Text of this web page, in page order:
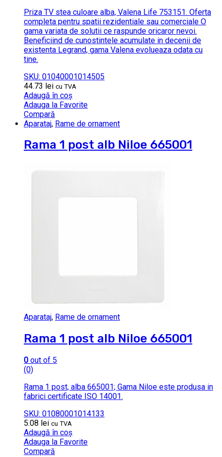
Priza TV stea culoare alba, Valena Life 753151. Oferta
completa pentru spatii rezidentiale sau comerciale O
gama variata de solutii ce raspunde oricaror nevoi.
Beneficiind de cunostintele acumulate in decenii de
existenta Legrand, gama Valena evolueaza odata cu
tine.
SKU: 01040001014505
44.73 lei cu TVA
Adaugă în coș
Adauga la Favorite
Compară
Aparataj, Rame de ornament
Rama 1 post alb Niloe 665001
Aparataj, Rame de ornament
Rama 1 post alb Niloe 665001
0 out of 5
(0)
Rama 1 post, alba 665001; Gama Niloe este produsa in
fabrici certificate ISO 14001.
SKU: 01080001014133
5.08 lei cu TVA
Adaugă în coș
Adauga la Favorite
Compară